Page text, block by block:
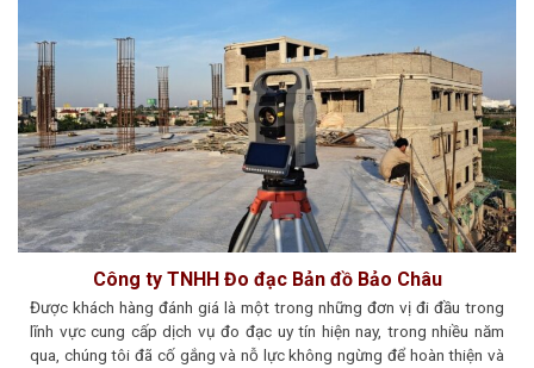
Công ty TNHH Đo đạc Bản đồ Bảo Châu
Được khách hàng đánh giá là một trong những đơn vị đi đầu trong
lĩnh vực cung cấp dịch vụ đo đạc uy tín hiện nay, trong nhiều năm
qua, chúng tôi đã cố gắng và nỗ lực không ngừng để hoàn thiện và